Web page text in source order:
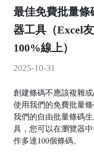
最佳免費批量條
器工具（Excel友
100%線上）
2025-10-31
創建條碼不應該複雜或
使用我們的免費批量條
我們的自由批量條碼
具，您可以在瀏覽器
作多達100個條碼。